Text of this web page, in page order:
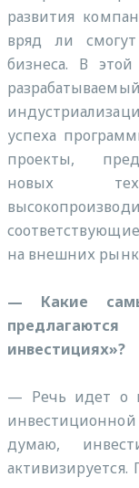
развития
вряд ли смогут
бизнеса. В
успеха
проекты,
новых
на внешних
— Какие
инвестициях»?
— Речь идет о
думаю,